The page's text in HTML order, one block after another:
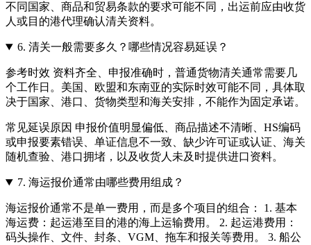
不同国家、商品和贸易条款的要求可能不同，出运前应由收货
人或目的港代理确认清关资料。
6. 清关一般需要多久？哪些情况容易延误？
参考时效 资料齐全、申报准确时，普通货物清关通常需要几
个工作日。美国、欧盟和东南亚的实际时效可能不同，具体取
决于国家、港口、货物类型和海关安排，不能作为固定承诺。
常见延误原因 申报价值明显偏低、商品描述不清晰、HS编码
或申报要素错误、单证信息不一致、缺少许可证或认证、海关
随机查验、港口拥堵，以及收货人未及时提供进口资料。
7. 海运报价通常由哪些费用组成？
海运报价通常不是单一费用，而是多个项目的组合： 1. 基本
海运费：起运港至目的港的海上运输费用。 2. 起运港费用：
码头操作、文件、封条、VGM、拖车和报关等费用。 3. 船公